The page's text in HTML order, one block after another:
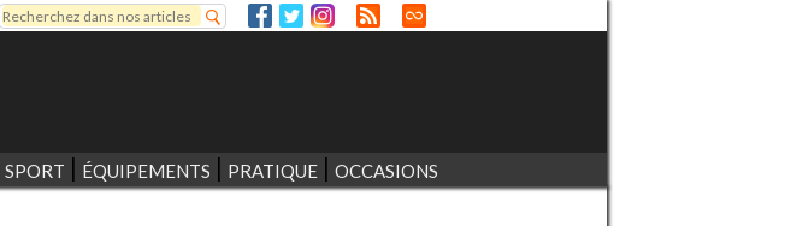
Formulaire de recherche
Rechercher
SPORT ÉQUIPEMENTS PRATIQUE OCCASIONS